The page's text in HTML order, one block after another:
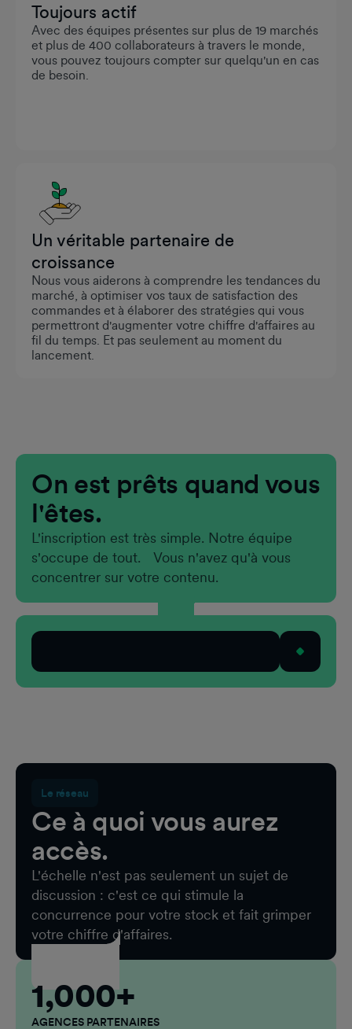
Toujours actif
Avec des équipes présentes sur plus de 19 marchés
et plus de 400 collaborateurs à travers le monde,
vous pouvez toujours compter sur quelqu'un en cas
de besoin.
Un véritable partenaire de
croissance
Nous vous aiderons à comprendre les tendances du
marché, à optimiser vos taux de satisfaction des
commandes et à élaborer des stratégies qui vous
permettront d'augmenter votre chiffre d'affaires au
fil du temps. Et pas seulement au moment du
lancement.
On est prêts quand vous
l'êtes.
L'inscription est très simple. Notre équipe
s'occupe de tout. Vous n'avez qu'à vous
concentrer sur votre contenu.
Le réseau
Ce à quoi vous aurez
accès.
L'échelle n'est pas seulement un sujet de
discussion : c'est ce qui stimule la
concurrence pour votre stock et fait grimper
votre chiffre d'affaires.
1,000+
AGENCES PARTENAIRES